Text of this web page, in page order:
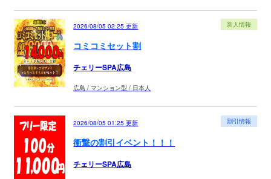
新人情報
2026/08/05 02:25 更新
コミコミセット割
チェリーSPA広島
広島 / マンション型 / 日本人
割引情報
2026/08/05 01:25 更新
衝撃の割引イベント！！！
チェリーSPA広島